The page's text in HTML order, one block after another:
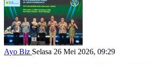
Ayo Biz Selasa 26 Mei 2026, 09:29